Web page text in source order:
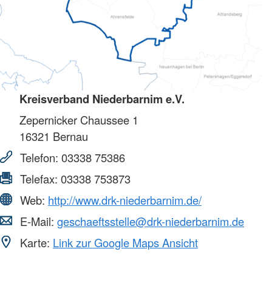
Kreisverband Niederbarnim e.V.
Zepernicker Chaussee 1
16321 Bernau
Telefon: 03338 75386
Telefax: 03338 753873
Web: http://www.drk-niederbarnim.de/
E-Mail: geschaeftsstelle@drk-niederbarnim.de
Karte: Link zur Google Maps Ansicht